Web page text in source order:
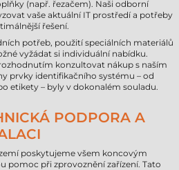
(např. řezačem). Naši odborní
vaše aktuální IT prostředí a potřeby
řešení.
potřeb, použití speciálních materiálů
vyžádat si individuální nabídku.
konzultovat nákup s naším
prvky identifikačního systému – od
etikety – byly v dokonalém souladu.
PODPORA A
poskytujeme všem koncovým
pomoc při zprovoznění zařízení. Tato